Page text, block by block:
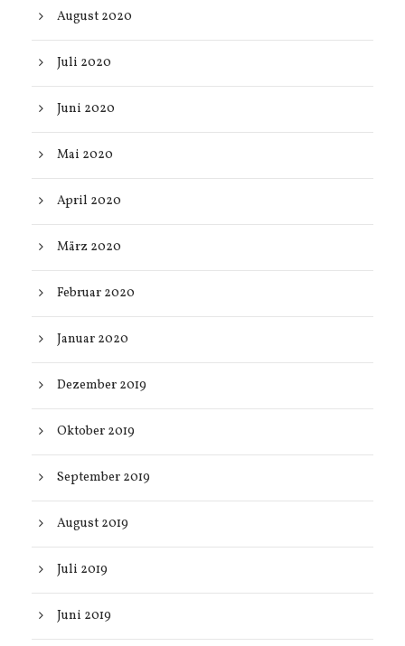
August 2020
Juli 2020
Juni 2020
Mai 2020
April 2020
März 2020
Februar 2020
Januar 2020
Dezember 2019
Oktober 2019
September 2019
August 2019
Juli 2019
Juni 2019